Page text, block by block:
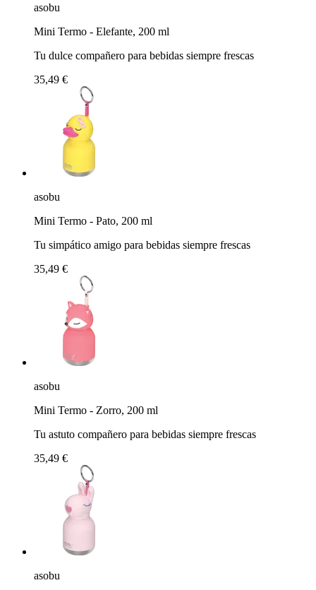
asobu
Mini Termo - Elefante, 200 ml
Tu dulce compañero para bebidas siempre frescas
35,49 €
asobu
Mini Termo - Pato, 200 ml
Tu simpático amigo para bebidas siempre frescas
35,49 €
asobu
Mini Termo - Zorro, 200 ml
Tu astuto compañero para bebidas siempre frescas
35,49 €
asobu